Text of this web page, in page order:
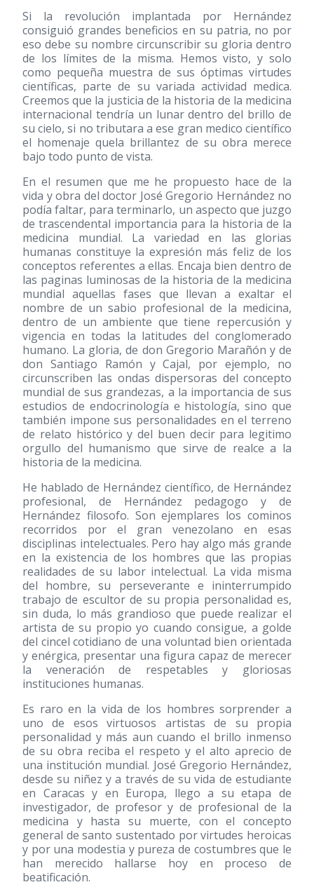
Si la revolución implantada por Hernández
consiguió grandes beneficios en su patria, no por
eso debe su nombre circunscribir su gloria dentro
de los límites de la misma. Hemos visto, y solo
como pequeña muestra de sus óptimas virtudes
científicas, parte de su variada actividad medica.
Creemos que la justicia de la historia de la medicina
internacional tendría un lunar dentro del brillo de
su cielo, si no tributara a ese gran medico científico
el homenaje quela brillantez de su obra merece
bajo todo punto de vista.
En el resumen que me he propuesto hace de la
vida y obra del doctor José Gregorio Hernández no
podía faltar, para terminarlo, un aspecto que juzgo
de trascendental importancia para la historia de la
medicina mundial. La variedad en las glorias
humanas constituye la expresión más feliz de los
conceptos referentes a ellas. Encaja bien dentro de
las paginas luminosas de la historia de la medicina
mundial aquellas fases que llevan a exaltar el
nombre de un sabio profesional de la medicina,
dentro de un ambiente que tiene repercusión y
vigencia en todas la latitudes del conglomerado
humano. La gloria, de don Gregorio Marañón y de
don Santiago Ramón y Cajal, por ejemplo, no
circunscriben las ondas dispersoras del concepto
mundial de sus grandezas, a la importancia de sus
estudios de endocrinología e histología, sino que
también impone sus personalidades en el terreno
de relato histórico y del buen decir para legitimo
orgullo del humanismo que sirve de realce a la
historia de la medicina.
He hablado de Hernández científico, de Hernández
profesional, de Hernández pedagogo y de
Hernández filosofo. Son ejemplares los cominos
recorridos por el gran venezolano en esas
disciplinas intelectuales. Pero hay algo más grande
en la existencia de los hombres que las propias
realidades de su labor intelectual. La vida misma
del hombre, su perseverante e ininterrumpido
trabajo de escultor de su propia personalidad es,
sin duda, lo más grandioso que puede realizar el
artista de su propio yo cuando consigue, a golde
del cincel cotidiano de una voluntad bien orientada
y enérgica, presentar una figura capaz de merecer
la veneración de respetables y gloriosas
instituciones humanas.
Es raro en la vida de los hombres sorprender a
uno de esos virtuosos artistas de su propia
personalidad y más aun cuando el brillo inmenso
de su obra reciba el respeto y el alto aprecio de
una institución mundial. José Gregorio Hernández,
desde su niñez y a través de su vida de estudiante
en Caracas y en Europa, llego a su etapa de
investigador, de profesor y de profesional de la
medicina y hasta su muerte, con el concepto
general de santo sustentado por virtudes heroicas
y por una modestia y pureza de costumbres que le
han merecido hallarse hoy en proceso de
beatificación.